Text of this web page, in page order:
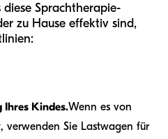
diese Sprachtherapie-
zu Hause effektiv sind,
Ihres Kindes.Wenn es von
verwenden Sie Lastwagen für